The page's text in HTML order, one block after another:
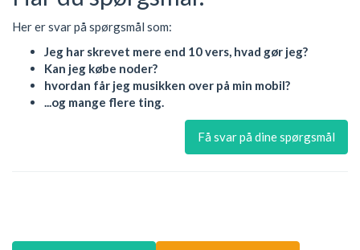
Her er svar på spørgsmål som:
Jeg har skrevet mere end 10 vers, hvad gør jeg?
Kan jeg købe noder?
hvordan får jeg musikken over på min mobil?
...og mange flere ting.
Få svar på dine spørgsmål